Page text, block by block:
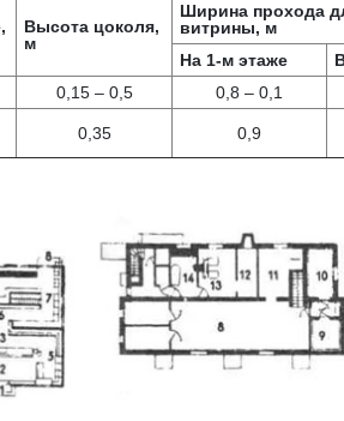
Высота цоколя,
м
Ширина прохода
витрины, м
На 1-м этаже
0,15 – 0,5 0,8 – 0,1
0,35 0,9